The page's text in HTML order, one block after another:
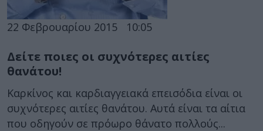
22 Φεβρουαρίου 2015 10:05
Δείτε ποιες οι συχνότερες αιτίες
θανάτου!
Καρκίνος και καρδιαγγειακά επεισόδια είναι οι
συχνότερες αιτίες θανάτου. Αυτά είναι τα αίτια
που οδηγούν σε πρόωρο θάνατο πολλούς...